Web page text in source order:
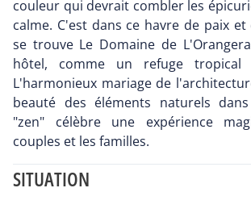
couleur qui devrait combler les
calme. C'est dans ce havre de paix
se trouve Le Domaine de
hôtel, comme un refuge tropical
L'harmonieux mariage de
beauté des éléments naturels
"zen" célèbre une expérience
couples et les familles.
SITUATION